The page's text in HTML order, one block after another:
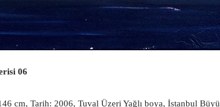
06
cm, Tarih: 2006, Tuval Üzeri Yağlı boya, İstanbul